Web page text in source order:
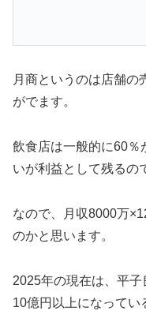
月商というのは店舗の
がでます。
飲食店は一般的に60％
いが利益として残るの
なので、月収8000万
のかと思います。
2025年の現在は、平
10億円以上になってい